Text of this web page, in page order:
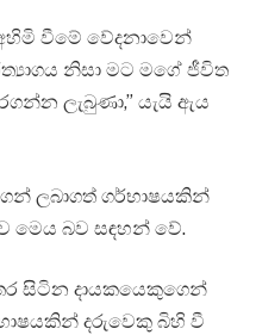
වීමේ වේදනාවෙන්
නිසා මට මගේ ජීවිත
ලැබුණා,” යැයි ඇය
ලබාගත් ගර්භාෂයකින්
මෙය බව සඳහන් වේ.
සිටින දායකයෙකුගෙන්
දරුවෙකු බිහි වී